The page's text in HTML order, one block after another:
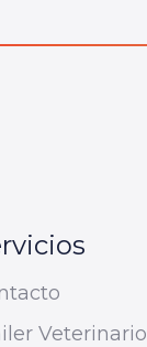
Veterinario